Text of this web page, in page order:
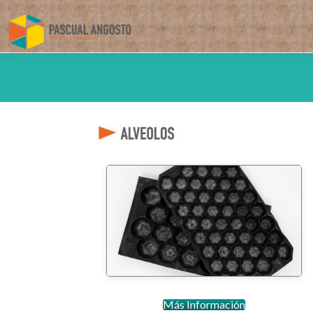
Alveolos
Bandejas de alveolos completas.
Más Información